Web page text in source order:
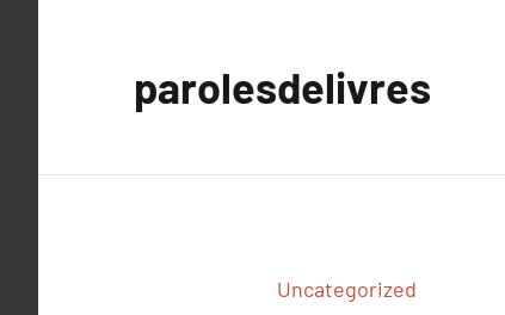
parolesdelivres
Uncategorized